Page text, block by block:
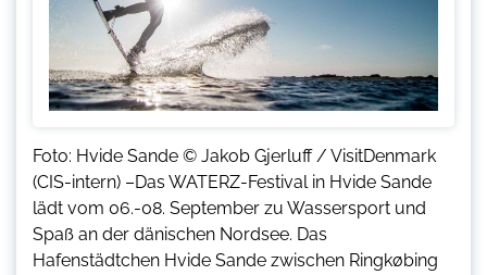
Foto: Hvide Sande © Jakob Gjerluff / VisitDenmark
(CIS-intern) –Das WATERZ-Festival in Hvide Sande
lädt vom 06.-08. September zu Wassersport und
Spaß an der dänischen Nordsee. Das
Hafenstädtchen Hvide Sande zwischen Ringkøbing